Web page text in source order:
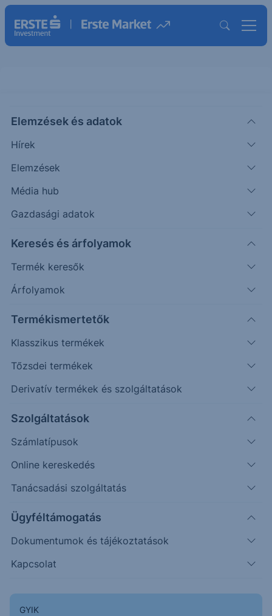
Elemzések és adatok
Hírek
Elemzések
Média hub
Gazdasági adatok
Keresés és árfolyamok
Termék keresők
Árfolyamok
Termékismertetők
Klasszikus termékek
Tőzsdei termékek
Derivatív termékek és szolgáltatások
Szolgáltatások
Számlatípusok
Online kereskedés
Tanácsadási szolgáltatás
Ügyféltámogatás
Dokumentumok és tájékoztatások
Kapcsolat
GYIK
RACE(USA)
FERRARI ORD
412.24
Időpont: 26.08.07. 22:00
Előző záró:
407.28
Árfolyamértesítő rögzítése
További információk kérése
406.00